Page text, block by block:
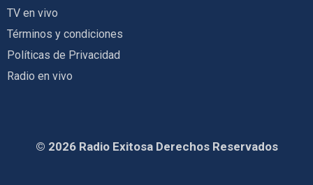
TV en vivo
Términos y condiciones
Políticas de Privacidad
Radio en vivo
© 2026 Radio Exitosa Derechos Reservados